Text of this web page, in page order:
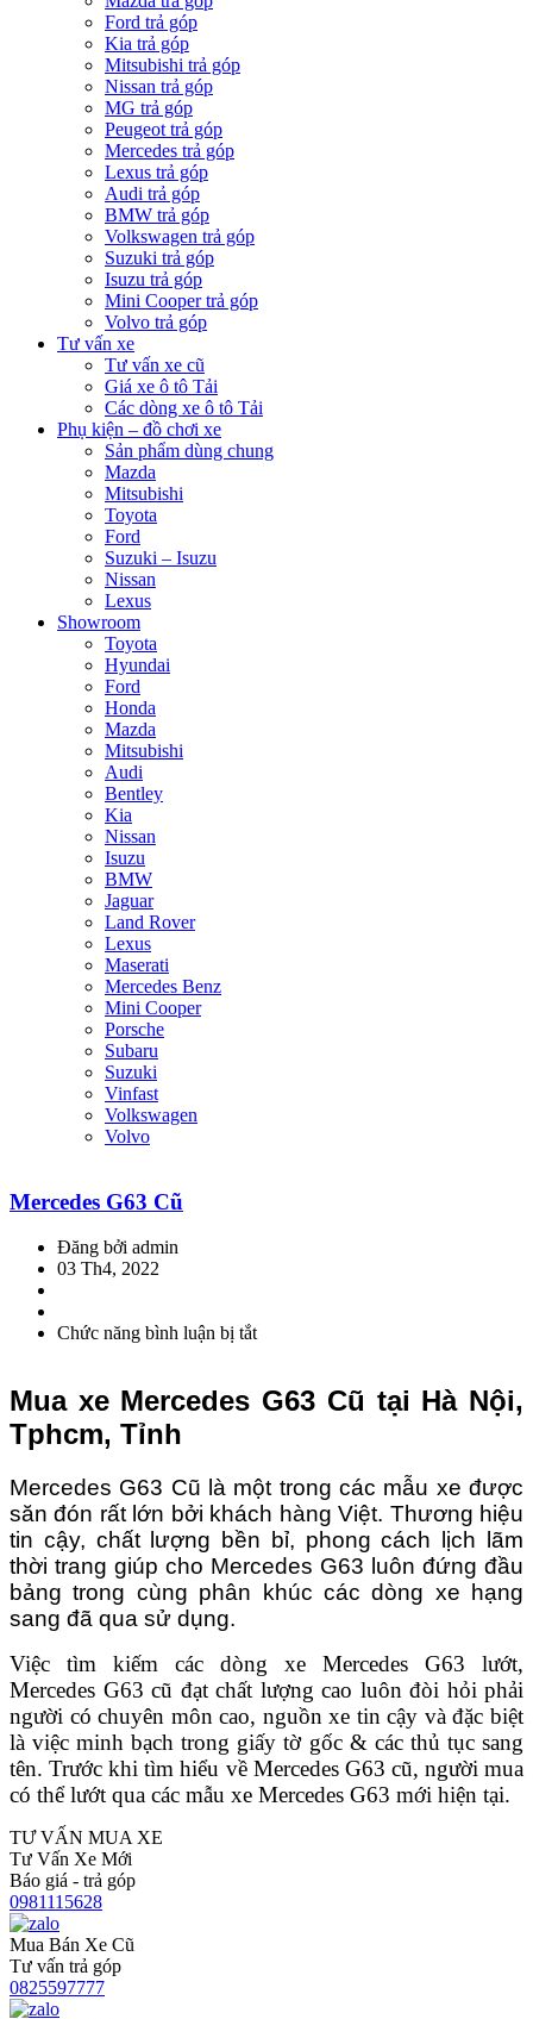
Ford trả góp
Kia trả góp
Mitsubishi trả góp
Nissan trả góp
MG trả góp
Peugeot trả góp
Mercedes trả góp
Lexus trả góp
Audi trả góp
BMW trả góp
Volkswagen trả góp
Suzuki trả góp
Isuzu trả góp
Mini Cooper trả góp
Volvo trả góp
Tư vấn xe
Tư vấn xe cũ
Giá xe ô tô Tải
Các dòng xe ô tô Tải
Phụ kiện – đồ chơi xe
Sản phẩm dùng chung
Mazda
Mitsubishi
Toyota
Ford
Suzuki – Isuzu
Nissan
Lexus
Showroom
Toyota
Hyundai
Ford
Honda
Mazda
Mitsubishi
Audi
Bentley
Kia
Nissan
Isuzu
BMW
Jaguar
Land Rover
Lexus
Maserati
Mercedes Benz
Mini Cooper
Porsche
Subaru
Suzuki
Vinfast
Volkswagen
Volvo
Mercedes G63 Cũ
Đăng bởi admin
03 Th4, 2022
Chức năng bình luận bị tắtở
Cũ
Mua xe Mercedes G63 Cũ tại Hà Nội,
Tphcm, Tỉnh
Mercedes G63 Cũ là một trong các mẫu xe được
săn đón rất lớn bởi khách hàng Việt. Thương hiệu
tin cậy, chất lượng bền bỉ, phong cách lịch lãm
thời trang giúp cho Mercedes G63 luôn đứng đầu
bảng trong cùng phân khúc các dòng xe hạng
sang đã qua sử dụng.
Việc tìm kiếm các dòng xe Mercedes G63 lướt,
Mercedes G63 cũ đạt chất lượng cao luôn đòi hỏi phải
người có chuyên môn cao, nguồn xe tin cậy và đặc biệt
là việc minh bạch trong giấy tờ gốc & các thủ tục sang
tên. Trước khi tìm hiểu về Mercedes G63 cũ, người mua
có thể lướt qua các mẫu xe Mercedes G63 mới hiện tại.
TƯ VẤN MUA XE
Tư Vấn Xe Mới
Báo giá - trả góp
0981115628
Mua Bán Xe Cũ
Tư vấn trả góp
0825597777